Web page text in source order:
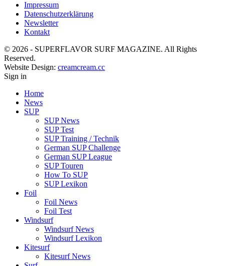
Impressum
Datenschutzerklärung
Newsletter
Kontakt
© 2026 - SUPERFLAVOR SURF MAGAZINE. All Rights
Reserved.
Website Design: creamcream.cc
Sign in
Home
News
SUP
SUP News
SUP Test
SUP Training / Technik
German SUP Challenge
German SUP League
SUP Touren
How To SUP
SUP Lexikon
Foil
Foil News
Foil Test
Windsurf
Windsurf News
Windsurf Lexikon
Kitesurf
Kitesurf News